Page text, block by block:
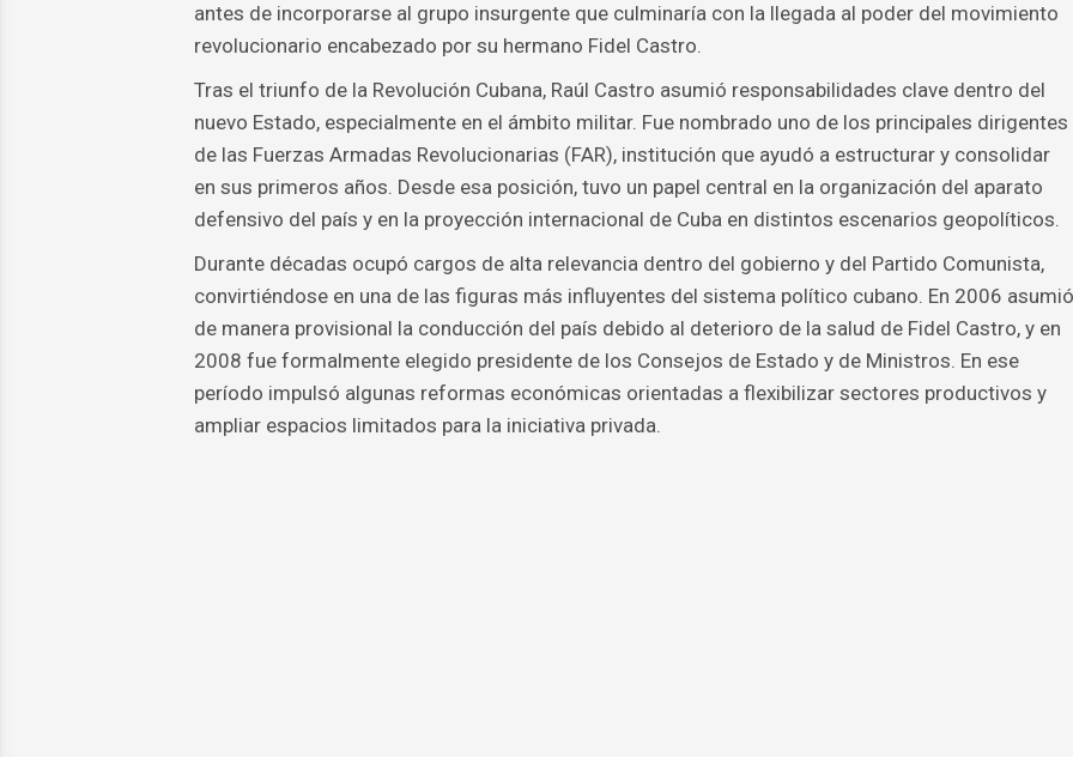
antes de incorporarse al grupo insurgente que culminaría con la llegada al poder del movimiento
revolucionario encabezado por su hermano Fidel Castro.
Tras el triunfo de la Revolución Cubana, Raúl Castro asumió responsabilidades clave dentro del
nuevo Estado, especialmente en el ámbito militar. Fue nombrado uno de los principales dirigentes
de las Fuerzas Armadas Revolucionarias (FAR), institución que ayudó a estructurar y consolidar
en sus primeros años. Desde esa posición, tuvo un papel central en la organización del aparato
defensivo del país y en la proyección internacional de Cuba en distintos escenarios geopolíticos.
Durante décadas ocupó cargos de alta relevancia dentro del gobierno y del Partido Comunista,
convirtiéndose en una de las figuras más influyentes del sistema político cubano. En 2006 asumió
de manera provisional la conducción del país debido al deterioro de la salud de Fidel Castro, y en
2008 fue formalmente elegido presidente de los Consejos de Estado y de Ministros. En ese
período impulsó algunas reformas económicas orientadas a flexibilizar sectores productivos y
ampliar espacios limitados para la iniciativa privada.